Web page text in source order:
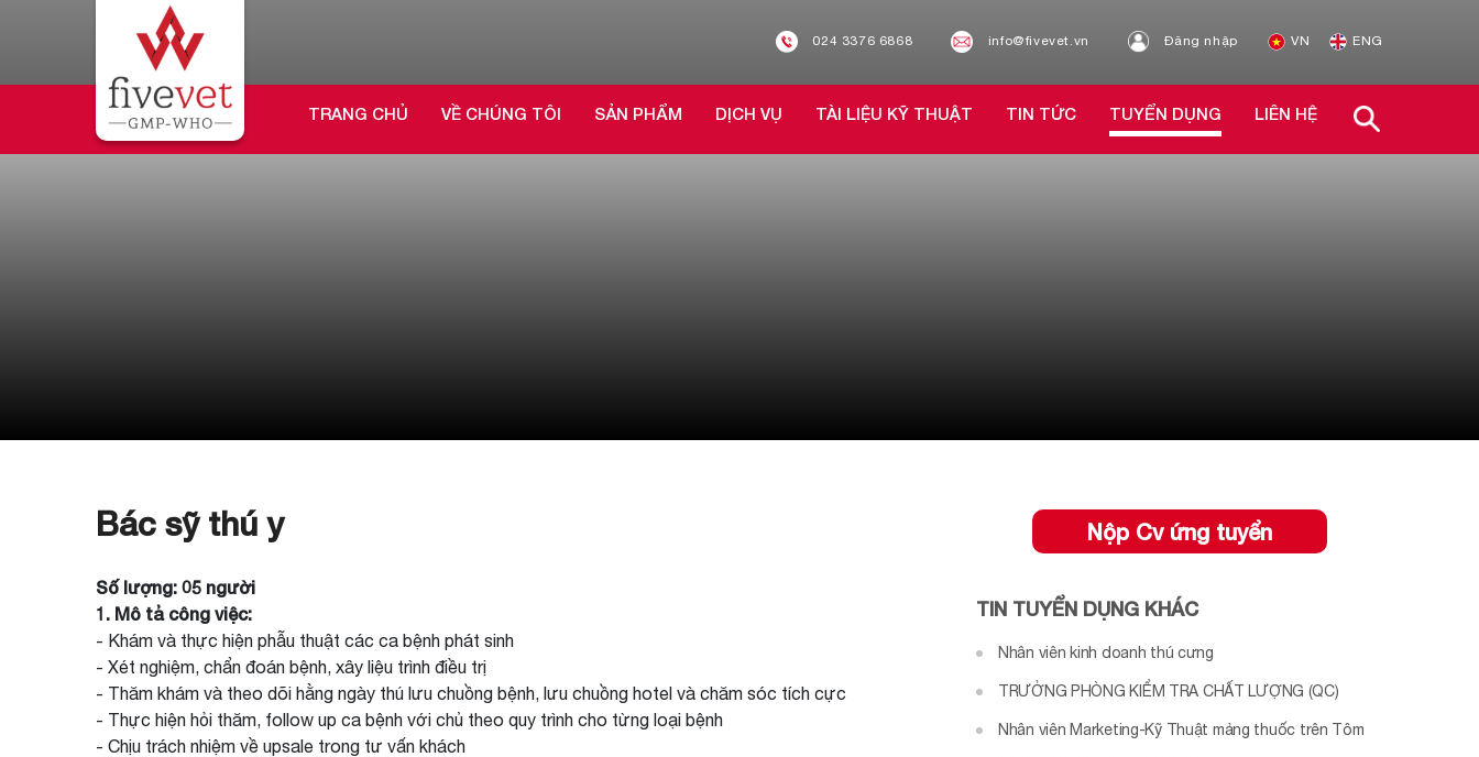
024 3376 6868 info@fivevet.vn Đăng nhập VN ENG
TRANG CHỦ VỀ CHÚNG TÔI SẢN PHẨM DỊCH VỤ TÀI LIỆU KỸ THUẬT TIN TỨC TUYỂN DỤNG LIÊN HỆ
Bác sỹ thú y
Số lượng: 05 người
1. Mô tả công việc:
- Khám và thực hiện phẫu thuật các ca bệnh phát sinh
- Xét nghiệm, chẩn đoán bệnh, xây liệu trình điều trị
- Thăm khám và theo dõi hằng ngày thú lưu chuồng bệnh, lưu chuồng hotel và chăm sóc tích cực
- Thực hiện hỏi thăm, follow up ca bệnh với chủ theo quy trình cho từng loại bệnh
- Chịu trách nhiệm về upsale trong tư vấn khách
Nộp Cv ứng tuyển
TIN TUYỂN DỤNG KHÁC
Nhân viên kinh doanh thú cưng
TRƯỞNG PHÒNG KIỂM TRA CHẤT LƯỢNG (QC)
Nhân viên Marketing-Kỹ Thuật mảng thuốc trên Tôm